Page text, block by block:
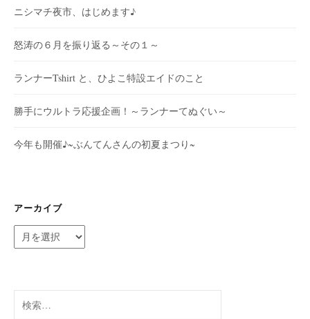
ニシマチ夜市、はじめます♪
怒涛の６月を振り返る～その１～
ランナーTshirt と、ひよこ特設エイドのこと
勝手にウルトラ応援企画！～ランナーてぬぐい～
今年も開催♪~ぶんてんさんの初夏まつり~
アーカイブ
ー
ブ
索: